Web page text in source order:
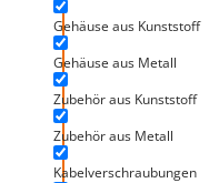
Gehäuse aus Kunststoff
Gehäuse aus Metall
Zubehör aus Kunststoff
Zubehör aus Metall
Kabelverschraubungen